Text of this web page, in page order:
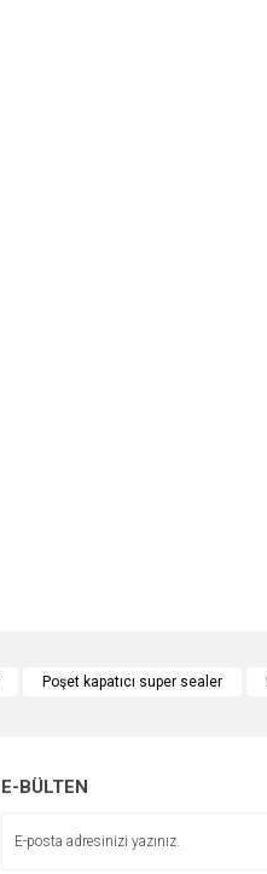
Poşet kapatıcı super sealer
E-BÜLTEN